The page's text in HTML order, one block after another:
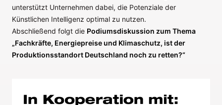
unterstützt Unternehmen dabei, die Potenziale der
Künstlichen Intelligenz optimal zu nutzen.
Abschließend folgt die Podiumsdiskussion zum Thema
„Fachkräfte, Energiepreise und Klimaschutz, ist der
Produktionsstandort Deutschland noch zu retten?“